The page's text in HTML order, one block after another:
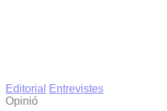
Editorial
Entrevistes
Opinió